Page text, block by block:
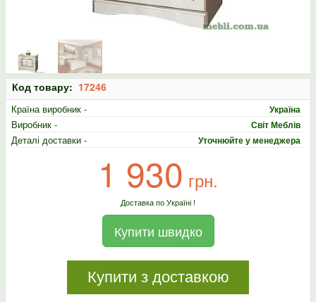
Код товару: 17246
Країна виробник - Україна
Виробник - Світ Меблів
Деталі доставки - Уточнюйте у менеджера
1 930 грн.
Доставка по Україні !
Купити швидко
Купити з доставкою